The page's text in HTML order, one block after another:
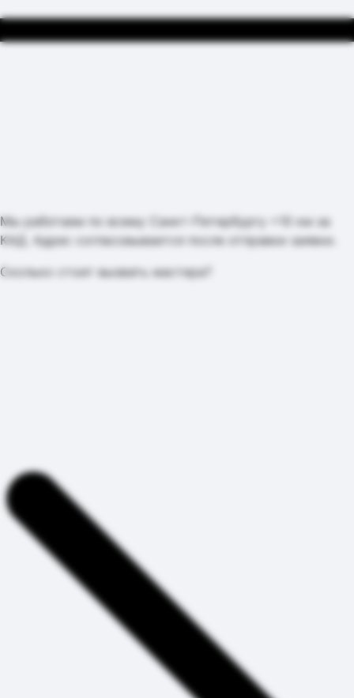
Мы работаем по всему Санкт-Петербургу +10 км за
КАД. Адрес согласовывается после отправки заявки.
Сколько стоит вызвать мастера?